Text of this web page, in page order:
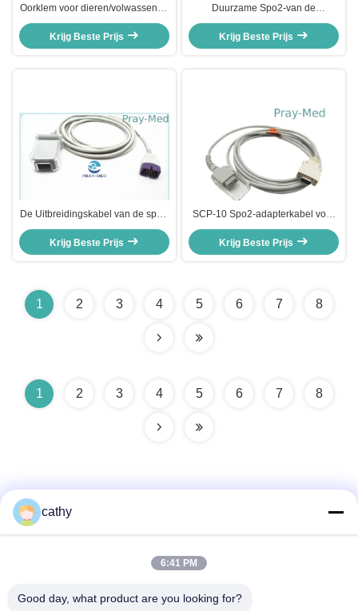
Oorklem voor dieren/volwassenen
7-pins zuurstofsensorkabel voor
Drager SpO2-sensor
Krijg Beste Prijs
Duurzame Spo2-van de
Adapterkabel Geschikte Radicale
7/Rad 8 20 Speldschakelaar van
Krijg Beste Prijs
De Uitbreidingskabel van de spo2
Adapter Db9, Volwassen Spo2 de
Sensorkabel van
Krijg Beste Prijs
SCP-10 Spo2-adapterkabel voor
Datascope 14 pinnen 8 voet lang
Krijg Beste Prijs
1 2 3 4 5 6 7 8
1 2 3 4 5 6 7 8
Adres
cathy
6:41 PM
Good day, what product are you looking for?